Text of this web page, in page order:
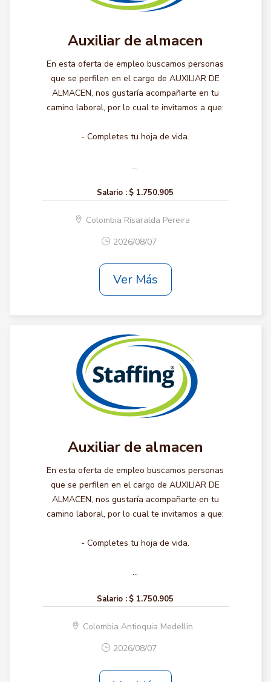
Auxiliar de almacen
En esta oferta de empleo buscamos personas
que se perfilen en el cargo de AUXILIAR DE
ALMACEN, nos gustaría acompañarte en tu
camino laboral, por lo cual te invitamos a que:
- Completes tu hoja de vida.
...
Salario : $ 1.750.905
Colombia Risaralda Pereira
2026/08/07
Ver Más
Auxiliar de almacen
En esta oferta de empleo buscamos personas
que se perfilen en el cargo de AUXILIAR DE
ALMACEN, nos gustaría acompañarte en tu
camino laboral, por lo cual te invitamos a que:
- Completes tu hoja de vida.
...
Salario : $ 1.750.905
Colombia Antioquia Medellin
2026/08/07